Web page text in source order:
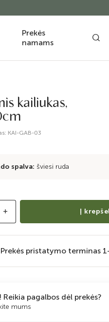
Prekės
namams
kailiukas,
KAI-GAB-03
spalva: šviesi ruda
Į
Prekės pristatymo terminas
Reikia pagalbos dėl prekės?
mums